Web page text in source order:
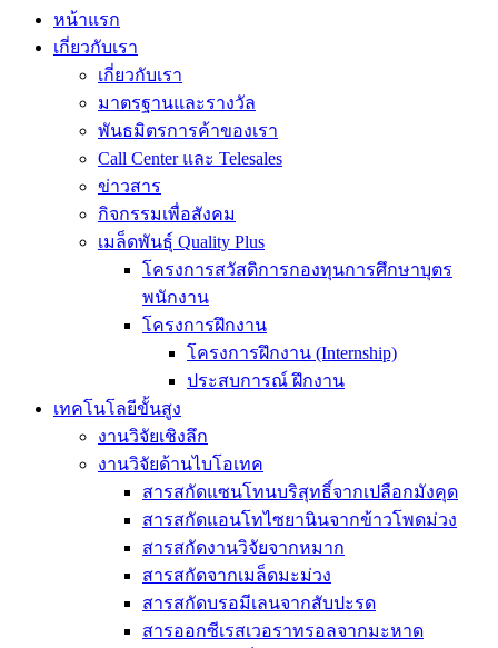
หน้าแรก
เกี่ยวกับเรา
เกี่ยวกับเรา
มาตรฐานและรางวัล
พันธมิตรการค้าของเรา
Call Center และ Telesales
ข่าวสาร
กิจกรรมเพื่อสังคม
เมล็ดพันธุ์ Quality Plus
โครงการสวัสดิการกองทุนการศึกษาบุตร
พนักงาน
โครงการฝึกงาน
โครงการฝึกงาน (Internship)
ประสบการณ์ ฝึกงาน
เทคโนโลยีขั้นสูง
งานวิจัยเชิงลึก
งานวิจัยด้านไบโอเทค
สารสกัดแซนโทนบริสุทธิ์จากเปลือกมังคุด
สารสกัดแอนโทไซยานินจากข้าวโพดม่วง
สารสกัดงานวิจัยจากหมาก
สารสกัดจากเมล็ดมะม่วง
สารสกัดบรอมีเลนจากสับปะรด
สารออกซีเรสเวอราทรอลจากมะหาด